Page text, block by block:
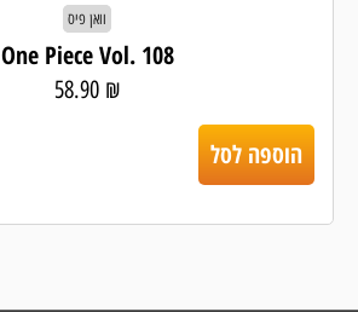
וואן פיס
One Piece Vol. 108
58.90 ₪
הוספה לסל